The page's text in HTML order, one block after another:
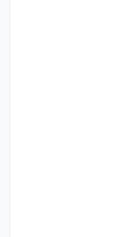
با تکیه بر دانش فنی و
پایدار گام برمی‌دارد. ما
حق اساسی و زیربنای
پیشرفته تصفیه آب
از فناوری‌های نوین
و نمک از منابع آبی ارائه
از جمله تأمین آب